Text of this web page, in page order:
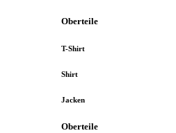
Oberteile
T-Shirt
Shirt
Jacken
Oberteile